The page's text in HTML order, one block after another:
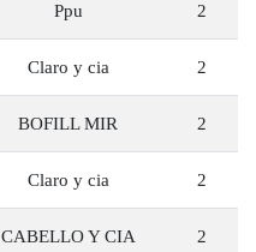
Ppu 2
Claro y cia 2
BOFILL MIR 2
Claro y cia 2
CABELLO Y CIA 2